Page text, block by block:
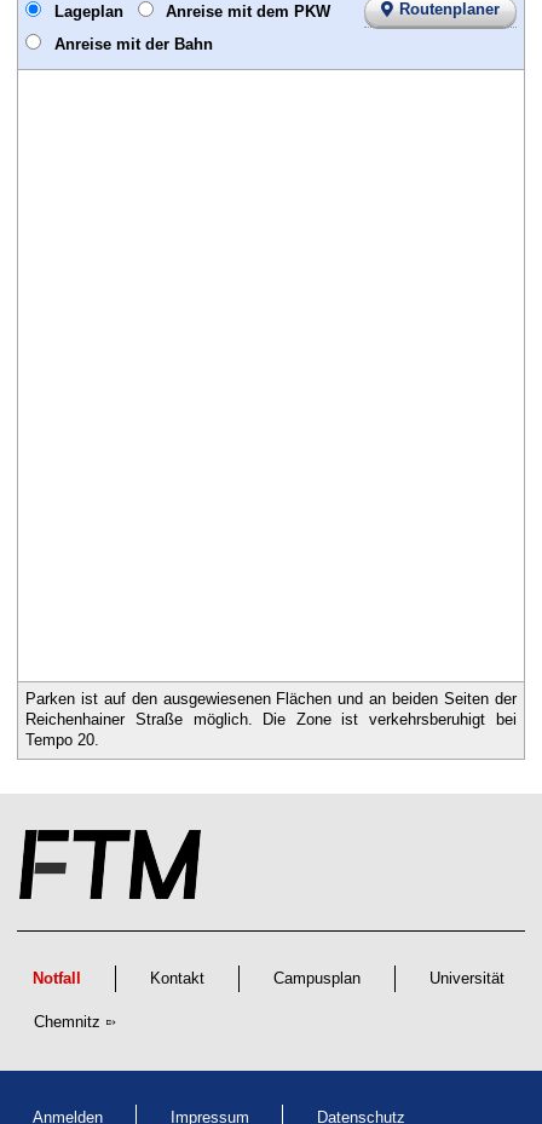
Routenplaner
Lageplan
Anreise mit dem PKW
Anreise mit der Bahn
Parken ist auf den ausgewiesenen Flächen und an beiden Seiten der
Reichenhainer Straße möglich. Die Zone ist verkehrsberuhigt bei
Tempo 20.
Notfall Kontakt Campusplan Universität
Chemnitz
Anmelden Impressum Datenschutz